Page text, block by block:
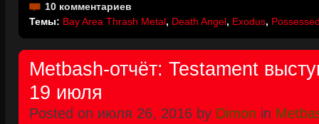
10 комментариев
Темы: Bay Area Thrash Metal, Death Angel, Exodus,
Metbash-отчёт: Testament
19 июля
Posted on июля 26, 2016 by Dimon in